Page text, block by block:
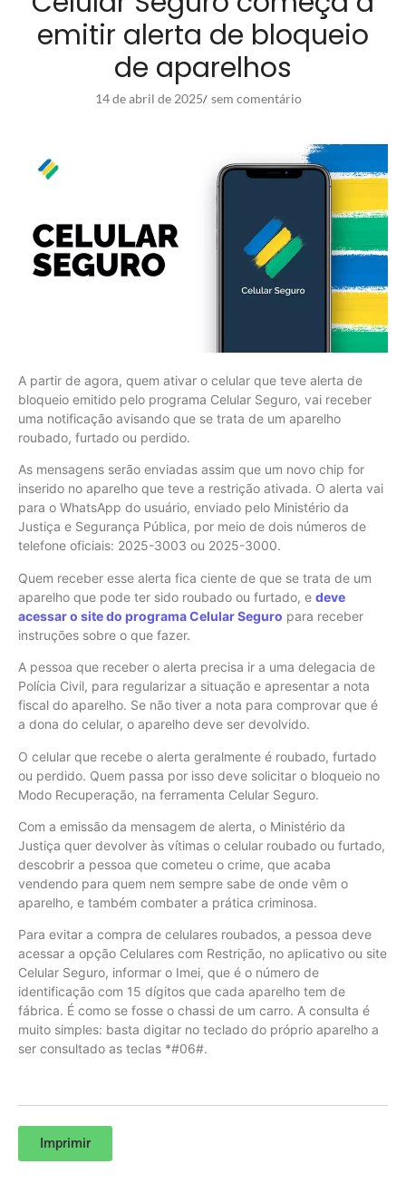
emitir alerta de bloqueio
de aparelhos
14 de abril de 2025/ sem comentário
A partir de agora, quem ativar o celular que teve alerta de
bloqueio emitido pelo programa Celular Seguro, vai receber
uma notificação avisando que se trata de um aparelho
roubado, furtado ou perdido.
As mensagens serão enviadas assim que um novo chip for
inserido no aparelho que teve a restrição ativada. O alerta vai
para o WhatsApp do usuário, enviado pelo Ministério da
Justiça e Segurança Pública, por meio de dois números de
telefone oficiais: 2025-3003 ou 2025-3000.
Quem receber esse alerta fica ciente de que se trata de um
aparelho que pode ter sido roubado ou furtado, e deve
acessar o site do programa Celular Seguro para receber
instruções sobre o que fazer.
A pessoa que receber o alerta precisa ir a uma delegacia de
Polícia Civil, para regularizar a situação e apresentar a nota
fiscal do aparelho. Se não tiver a nota para comprovar que é
a dona do celular, o aparelho deve ser devolvido.
O celular que recebe o alerta geralmente é roubado, furtado
ou perdido. Quem passa por isso deve solicitar o bloqueio no
Modo Recuperação, na ferramenta Celular Seguro.
Com a emissão da mensagem de alerta, o Ministério da
Justiça quer devolver às vítimas o celular roubado ou furtado,
descobrir a pessoa que cometeu o crime, que acaba
vendendo para quem nem sempre sabe de onde vêm o
aparelho, e também combater a prática criminosa.
Para evitar a compra de celulares roubados, a pessoa deve
acessar a opção Celulares com Restrição, no aplicativo ou site
Celular Seguro, informar o Imei, que é o número de
identificação com 15 dígitos que cada aparelho tem de
fábrica. É como se fosse o chassi de um carro. A consulta é
muito simples: basta digitar no teclado do próprio aparelho a
ser consultado as teclas *#06#.
Imprimir